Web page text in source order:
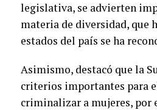
legislativa, se advierten
materia de diversidad, que
estados del país se ha
Asimismo, destacó que la
criterios importantes para
criminalizar a mujeres, por